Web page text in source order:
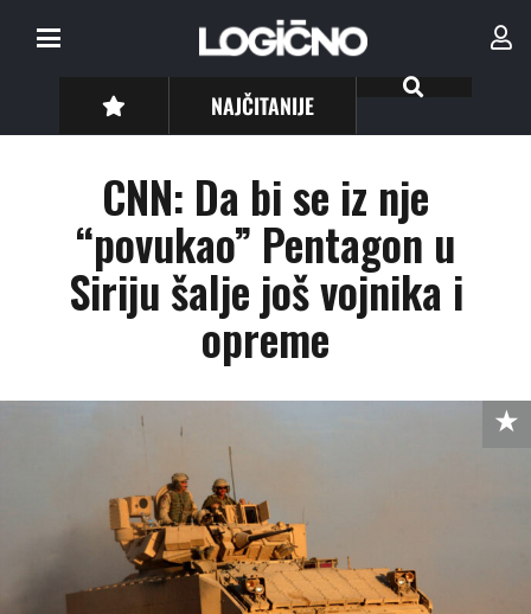
NAJČITANIJE
CNN: Da bi se iz nje
“povukao” Pentagon u
Siriju šalje još vojnika i
opreme